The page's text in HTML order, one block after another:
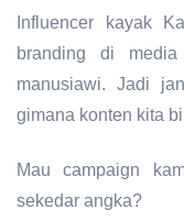
Influencer kayak
branding di media
manusiawi. Jadi
gimana konten kita
Mau campaign
sekedar angka?